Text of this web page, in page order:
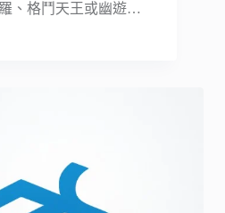
、格鬥天王或幽遊…